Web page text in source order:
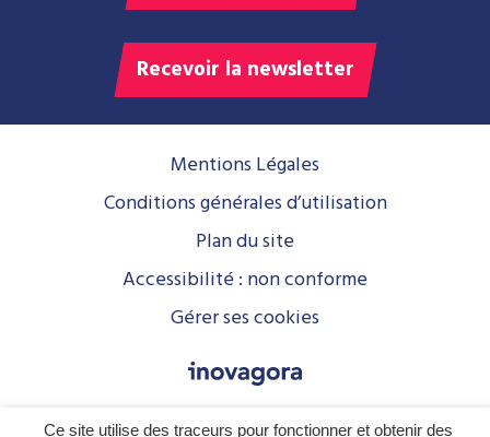
Ce site utilise des traceurs pour fonctionner et obtenir des
Recevoir la newsletter
Mentions Légales
Conditions générales d’utilisation
Plan du site
Accessibilité : non conforme
Gérer ses cookies